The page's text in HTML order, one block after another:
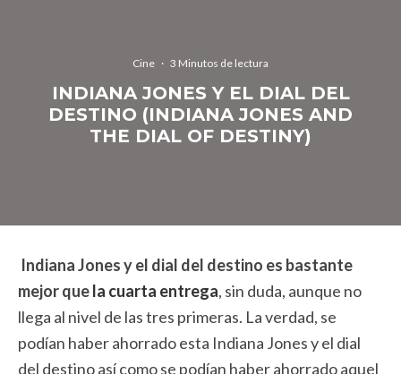
Cine · 3 Minutos de lectura
INDIANA JONES Y EL DIAL DEL
DESTINO (INDIANA JONES AND
THE DIAL OF DESTINY)
Indiana Jones y el dial del destino es bastante
mejor quela cuarta entrega, sin duda, aunque no
llega al nivel de las tres primeras. La verdad, se
podían haber ahorrado esta Indiana Jones y el dial
del destino así como se podían haber ahorrado aquel